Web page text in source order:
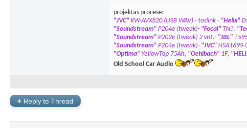
projektas procese:
"JVC" KW-AVX820 (USB WAV) - toslink - "Helix"
"Soundstream" P204e (tweak)- "Focal" TN?,
"Soundstream" P202e (tweak) 2 vnt.- "JBL"
"Soundstream" P204e (tweak)- "JVC" HSA1699-
"Optima" YellowTop 75Ah, "Oehlbach" 1F,
Old School Car Audio
+ Reply to Thread